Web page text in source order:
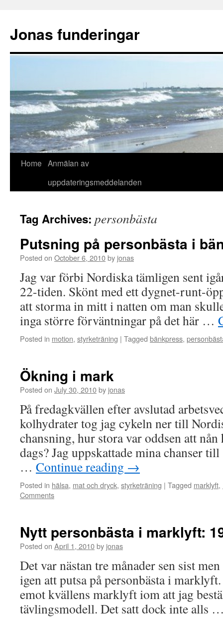
content
Jonas funderingar
Home Anmälan av
uppdateringsmeddelanden
Tag Archives: personbästa
Putsning på personbästa i
Posted on October 6, 2010by jonas
Jag var förbi Nordiska tämligen sent
22-tiden. Skönt med ett dygnet-runt-
att storma in mitt i natten om man
inga större förväntningar på det här …
Posted in motion, styrketräning | Tagged bänkpress,
Ökning i mark
Posted on July 30, 2010by jonas
På fredagkvällen efter avslutad
kolhydrater tog jag cykeln ner till
chansning, hur stora var oddsen att nån
dags? Jag uppskattade mina chanser
… Continue reading →
Posted in hälsa, mat och dryck, styrketräning | Tagged marklyft,
Comments
Nytt personbästa i marklyft:
Posted on April 1, 2010by jonas
Det var nästan tre månader sen sist
igen att putsa på personbästa i
emot kvällens marklyft iom att jag
tävlingsmodell. Det satt dock inte alls